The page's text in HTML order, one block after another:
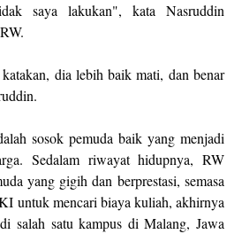
saya lakukan", kata Nasruddin
dia lebih baik mati, dan benar
sosok pemuda baik yang menjadi
Sedalam riwayat hidupnya, RW
yang gigih dan berprestasi, semasa
untuk mencari biaya kuliah, akhirnya
salah satu kampus di Malang, Jawa